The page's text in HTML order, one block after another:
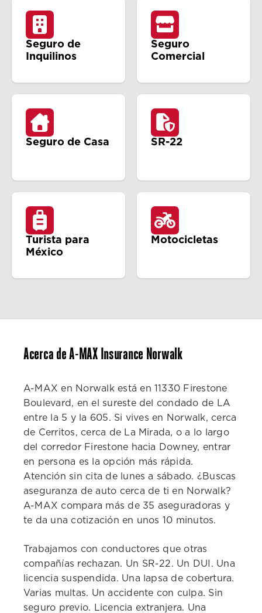
Seguro de
Inquilinos
Seguro
Comercial
Seguro de Casa SR-22
Turista para
México
Motocicletas
Acerca de A-MAX Insurance Norwalk
A-MAX en Norwalk está en 11330 Firestone
Boulevard, en el sureste del condado de LA
entre la 5 y la 605. Si vives en Norwalk, cerca
de Cerritos, cerca de La Mirada, o a lo largo
del corredor Firestone hacia Downey, entrar
en persona es la opción más rápida.
Atención sin cita de lunes a sábado. ¿Buscas
aseguranza de auto cerca de ti en Norwalk?
A-MAX compara más de 35 aseguradoras y
te da una cotización en unos 10 minutos.
Trabajamos con conductores que otras
compañías rechazan. Un SR-22. Un DUI. Una
licencia suspendida. Una lapsa de cobertura.
Varias multas. Un accidente con culpa. Sin
seguro previo. Licencia extranjera. Una